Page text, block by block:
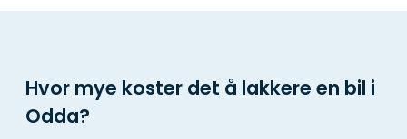
Hvor mye koster det å lakkere en bil i
Odda?